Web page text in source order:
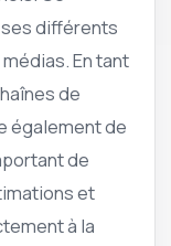
différents
En tant
de
également de
de
et
à la